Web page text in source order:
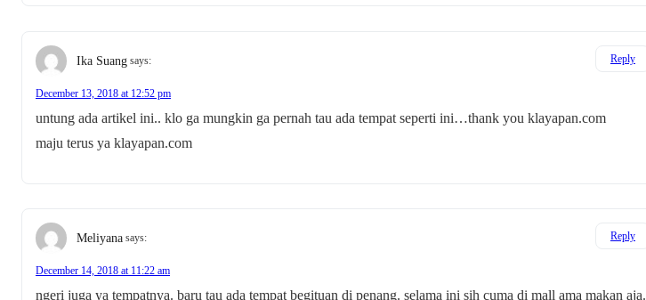
Ika Suang says:
December 13, 2018 at 12:52 pm
untung ada artikel ini.. klo ga mungkin ga pernah tau ada tempat seperti ini…thank you klayapan.com
maju terus ya klayapan.com
Reply
Meliyana says:
December 14, 2018 at 11:22 am
ngeri juga ya tempatnya. baru tau ada tempat begituan di penang. selama ini sih cuma di mall ama makan aja.
Reply